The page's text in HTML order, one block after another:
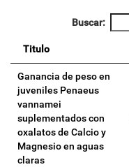
Buscar:
Titulo
Ganancia de peso en
juveniles Penaeus
vannamei
suplementados con
oxalatos de Calcio y
Magnesio en aguas
claras